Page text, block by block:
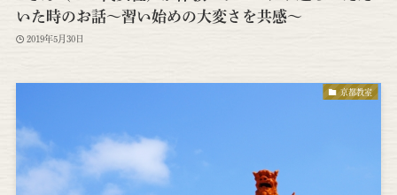
いた時のお話～習い始めの大変さを共感～
2019年5月30日
京都教室